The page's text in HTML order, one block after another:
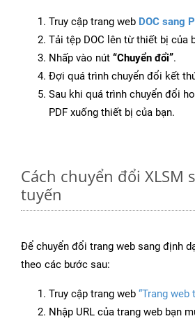
Truy cập trang web DOC sang
Tải tệp DOC lên từ thiết bị của
Nhấp vào nút “Chuyển đổi”.
Đợi quá trình chuyển đổi kết
Sau khi quá trình chuyển đổi
PDF xuống thiết bị của bạn.
Cách chuyển đổi XLSM
tuyến
Để chuyển đổi trang web sang định
theo các bước sau:
Truy cập trang web “Trang web
Nhập URL của trang web bạn